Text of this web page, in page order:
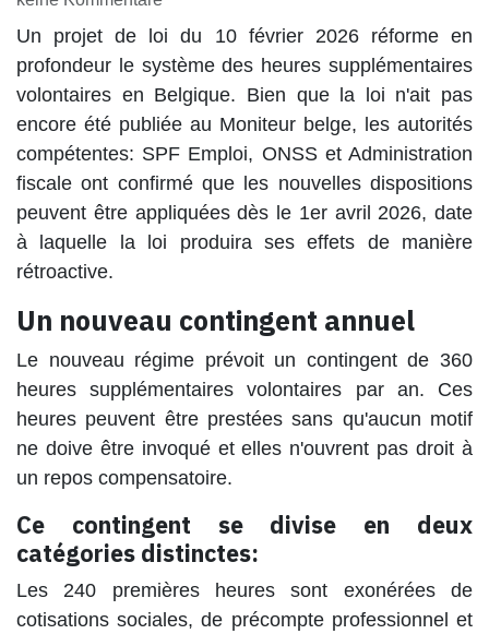
Un projet de loi du 10 février 2026 réforme en
profondeur le système des heures supplémentaires
volontaires en Belgique. Bien que la loi n'ait pas
encore été publiée au Moniteur belge, les autorités
compétentes: SPF Emploi, ONSS et Administration
fiscale ont confirmé que les nouvelles dispositions
peuvent être appliquées dès le 1er avril 2026, date
à laquelle la loi produira ses effets de manière
rétroactive.
Un nouveau contingent annuel
Le nouveau régime prévoit un contingent de 360
heures supplémentaires volontaires par an. Ces
heures peuvent être prestées sans qu'aucun motif
ne doive être invoqué et elles n'ouvrent pas droit à
un repos compensatoire.
Ce contingent se divise en deux
catégories distinctes:
Les 240 premières heures sont exonérées de
cotisations sociales, de précompte professionnel et